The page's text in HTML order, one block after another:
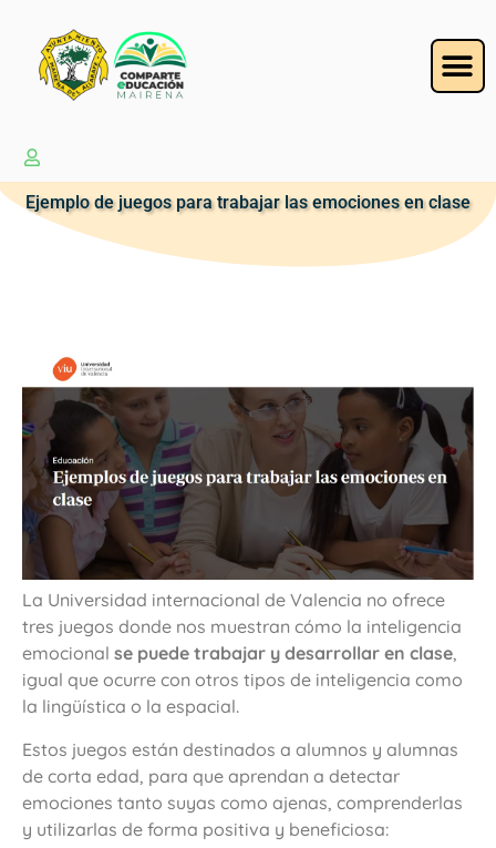
Ejemplo de juegos para trabajar las emociones en clase
La Universidad internacional de Valencia no ofrece
tres juegos donde nos muestran cómo la inteligencia
emocional se puede trabajar y desarrollar en clase,
igual que ocurre con otros tipos de inteligencia como
la lingüística o la espacial.
Estos juegos están destinados a alumnos y alumnas
de corta edad, para que aprendan a detectar
emociones tanto suyas como ajenas, comprenderlas
y utilizarlas de forma positiva y beneficiosa: